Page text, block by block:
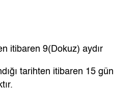
itibaren 9(Dokuz) aydır
tarihten itibaren 15 gün